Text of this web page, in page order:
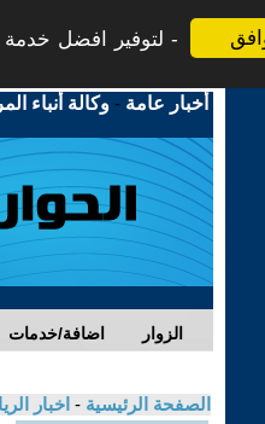
لتوفير افضل خدمة
أخبار عامة -وكالة أنباء
اضافة/خدمات الزوار
الصفحة الرئيسية - اخبار